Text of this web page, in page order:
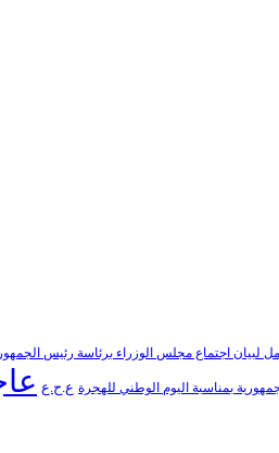
لبيان اجتماع مجلس الوزراء برئاسة رئيس
بمناسبة اليوم الوطني للهجرة ع.ح.ع